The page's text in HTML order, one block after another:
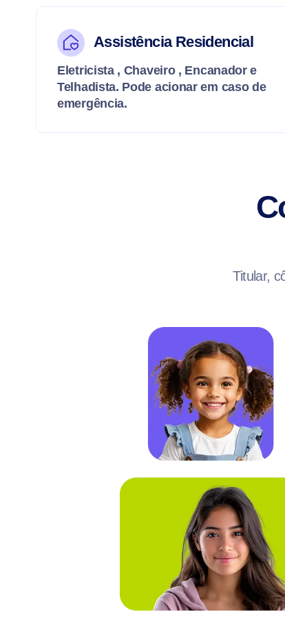
Assistência Residencial
Eletricista , Chaveiro , Encanador e
Telhadista. Pode acionar em caso de
emergência.
Titular,